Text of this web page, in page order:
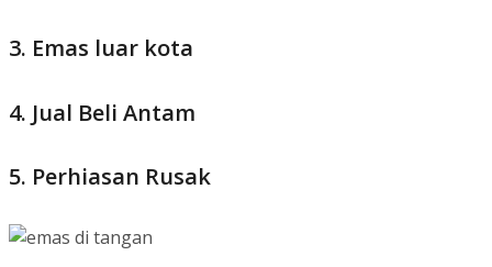
3. Emas luar kota
4. Jual Beli Antam
5. Perhiasan Rusak